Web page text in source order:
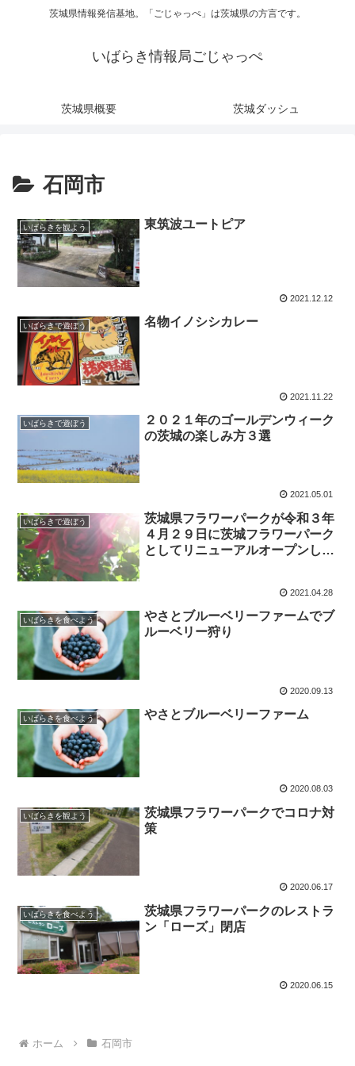
茨城県情報発信基地。「ごじゃっぺ」は茨城県の方言です。
いばらき情報局ごじゃっぺ
茨城県概要 茨城ダッシュ
石岡市
いばらきを観よう 東筑波ユートピア
2021.12.12
いばらきで遊ぼう 名物イノシシカレー
2021.11.22
いばらきで遊ぼう
２０２１年のゴールデンウィーク
の茨城の楽しみ方３選
2021.05.01
いばらきで遊ぼう
茨城県フラワーパークが令和３年
４月２９日に茨城フラワーパーク
としてリニューアルオープンしま
2021.04.28
いばらきを食べよう
やさとブルーベリーファームでブ
ルーベリー狩り
2020.09.13
いばらきを食べよう やさとブルーベリーファーム
2020.08.03
いばらきを観よう
茨城県フラワーパークでコロナ対
策
2020.06.17
いばらきを食べよう
茨城県フラワーパークのレストラ
ン「ローズ」閉店
2020.06.15
ホーム 石岡市